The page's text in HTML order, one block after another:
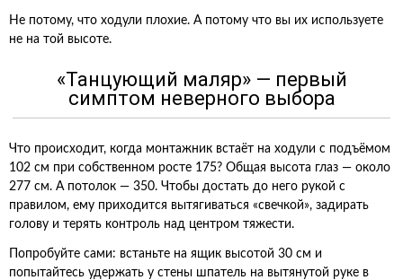
Не потому, что ходули плохие. А потому что вы их используете
не на той высоте.
«Танцующий маляр» — первый
симптом неверного выбора
Что происходит, когда монтажник встаёт на ходули с подъёмом
102 см при собственном росте 175? Общая высота глаз — около
277 см. А потолок — 350. Чтобы достать до него рукой с
правилом, ему приходится вытягиваться «свечкой», задирать
голову и терять контроль над центром тяжести.
Попробуйте сами: встаньте на ящик высотой 30 см и
попытайтесь удержать у стены шпатель на вытянутой руке в